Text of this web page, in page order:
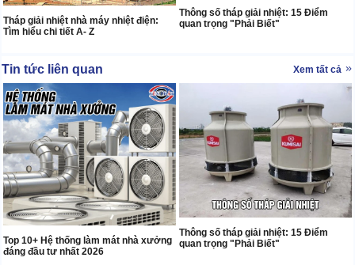
Tháp giải nhiệt nhà máy nhiệt điện:
Tìm hiểu chi tiết A- Z
Thông số tháp giải nhiệt: 15 Điểm
quan trọng "Phải Biết"
Tin tức liên quan Xem tất cả
Top 10+ Hệ thống làm mát nhà xưởng
đáng đầu tư nhất 2026
Thông số tháp giải nhiệt: 15 Điểm
quan trọng "Phải Biết"